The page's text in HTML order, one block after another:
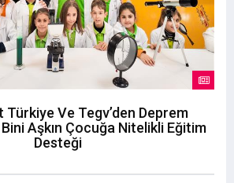
Ve Tegv’den Deprem
Aşkın Çocuğa Nitelikli Eğitim
Desteği